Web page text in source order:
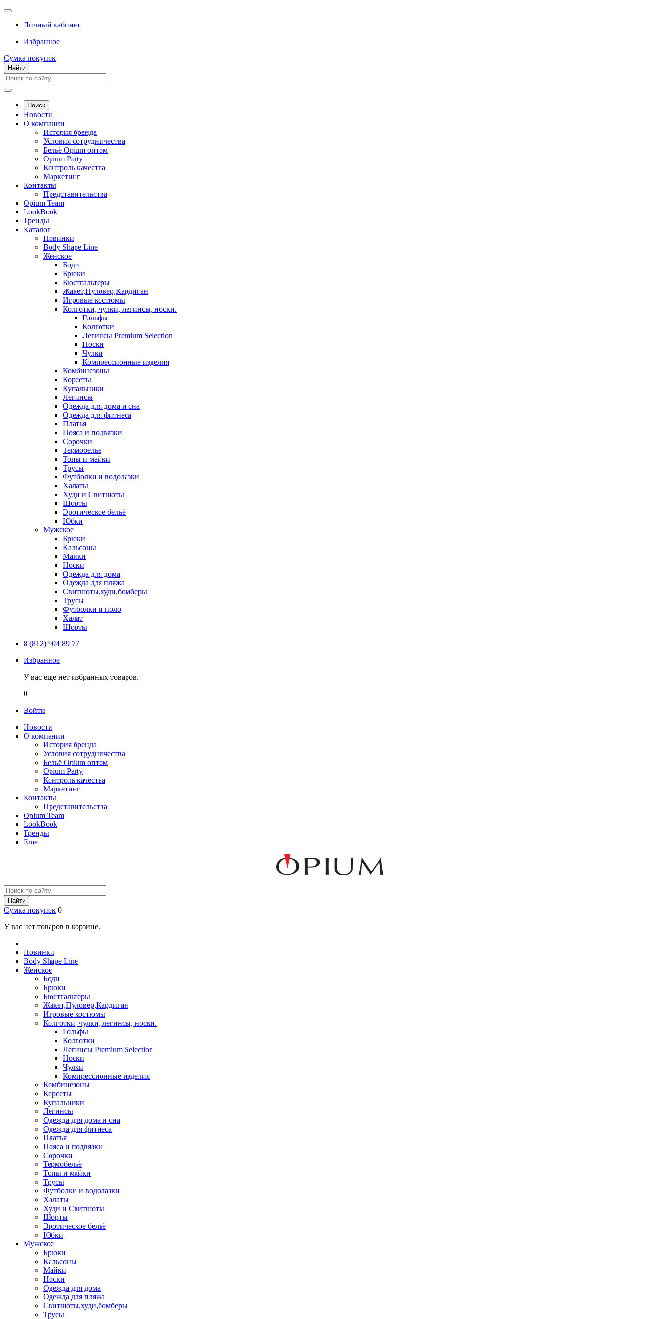
Личный кабинет
Избранное
Сумка покупок
Найти
Поиск
Новости
О компании
История бренда
Условия сотрудничества
Бельё Opium оптом
Opium Party
Контроль качества
Маркетинг
Контакты
Представительства
Opium Team
LookBook
Тренды
Каталог
Новинки
Body Shape Line
Женское
Боди
Брюки
Бюстгальтеры
Жакет,Пуловер,Кардиган
Игровые костюмы
Колготки, чулки, легинсы, носки.
Гольфы
Колготки
Легинсы Premium Selection
Носки
Чулки
Компрессионные изделия
Комбинезоны
Корсеты
Купальники
Легинсы
Одежда для дома и сна
Одежда для фитнеса
Платья
Пояса и подвязки
Сорочки
Термобельё
Топы и майки
Трусы
Футболки и водолазки
Халаты
Худи и Свитшоты
Шорты
Эротическое бельё
Юбки
Мужское
Брюки
Кальсоны
Майки
Носки
Одежда для дома
Одежда для пляжа
Свитшоты,худи,бомберы
Трусы
Футболки и поло
Халат
Шорты
8 (812) 904 89 77
Избранное
У вас еще нет избранных товаров.
0
Войти
Новости
О компании
История бренда
Условия сотрудничества
Бельё Opium оптом
Opium Party
Контроль качества
Маркетинг
Контакты
Представительства
Opium Team
LookBook
Тренды
Еще...
Найти
Сумка покупок 0
У вас нет товаров в корзине.
Новинки
Body Shape Line
Женское
Боди
Брюки
Бюстгальтеры
Жакет,Пуловер,Кардиган
Игровые костюмы
Колготки, чулки, легинсы, носки.
Гольфы
Колготки
Легинсы Premium Selection
Носки
Чулки
Компрессионные изделия
Комбинезоны
Корсеты
Купальники
Легинсы
Одежда для дома и сна
Одежда для фитнеса
Платья
Пояса и подвязки
Сорочки
Термобельё
Топы и майки
Трусы
Футболки и водолазки
Халаты
Худи и Свитшоты
Шорты
Эротическое бельё
Юбки
Мужское
Брюки
Кальсоны
Майки
Носки
Одежда для дома
Одежда для пляжа
Свитшоты,худи,бомберы
Трусы